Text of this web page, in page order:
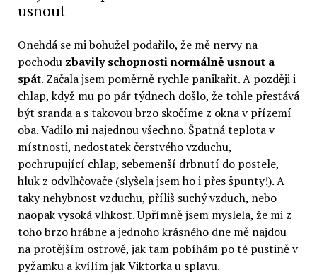
usnout
Onehdá se mi bohužel podařilo, že mě nervy na
pochodu zbavily schopnosti normálně usnout a
spát. Začala jsem poměrně rychle panikařit. A později i
chlap, když mu po pár týdnech došlo, že tohle přestává
být sranda a s takovou brzo skočíme z okna v přízemí
oba. Vadilo mi najednou všechno. Špatná teplota v
místnosti, nedostatek čerstvého vzduchu,
pochrupující chlap, sebemenší drbnutí do postele,
hluk z odvlhčovače (slyšela jsem ho i přes špunty!). A
taky nehybnost vzduchu, příliš suchý vzduch, nebo
naopak vysoká vlhkost. Upřímně jsem myslela, že mi z
toho brzo hrábne a jednoho krásného dne mě najdou
na protějším ostrově, jak tam pobíhám po té pustině v
pyžamku a kvílím jak Viktorka u splavu.